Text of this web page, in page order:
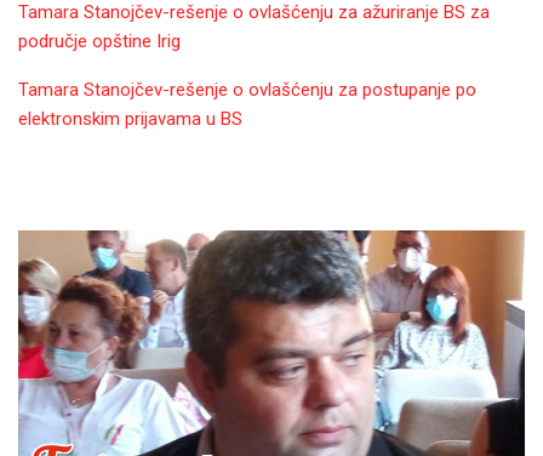
Tamara Stanojčev-rešenje o ovlašćenju za ažuriranje BS za
područje opštine Irig
Tamara Stanojčev-rešenje o ovlašćenju za postupanje po
elektronskim prijavama u BS